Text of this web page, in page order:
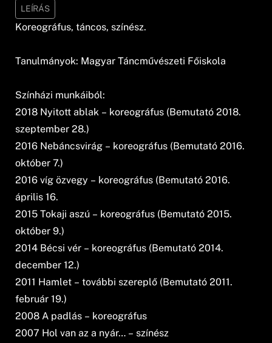
LEÍRÁS
Koreográfus, táncos, színész.
Tanulmányok: Magyar Táncművészeti Főiskola
Színházi munkáiból:
2018 Nyitott ablak – koreográfus (Bemutató 2018.
szeptember 28.)
2016 Nebáncsvirág – koreográfus (Bemutató 2016.
október 7.)
2016 víg özvegy – koreográfus (Bemutató 2016.
április 16.
2015 Tokaji aszú – koreográfus (Bemutató 2015.
október 9.)
2014 Bécsi vér – koreográfus (Bemutató 2014.
december 12.)
2011 Hamlet – további szereplő (Bemutató 2011.
február 19.)
2008 A padlás – koreográfus
2007 Hol van az a nyár… – színész